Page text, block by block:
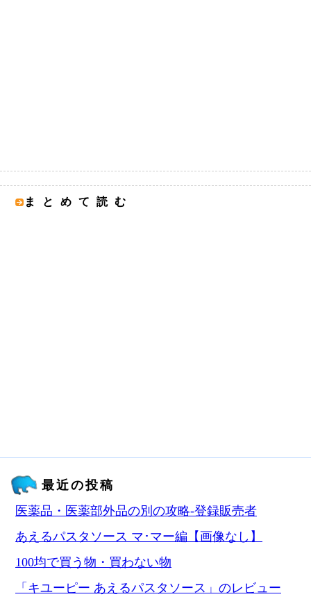
まとめて読む
最近の投稿
医薬品・医薬部外品の別の攻略‐登録販売者
あえるパスタソース マ･マー編【画像なし】
100均で買う物・買わない物
「キユーピー あえるパスタソース」のレビュー